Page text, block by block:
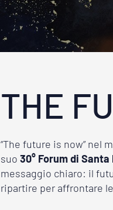
THE
“The future is now” nel
suo 30° Forum di
messaggio chiaro: il
ripartire per affrontare